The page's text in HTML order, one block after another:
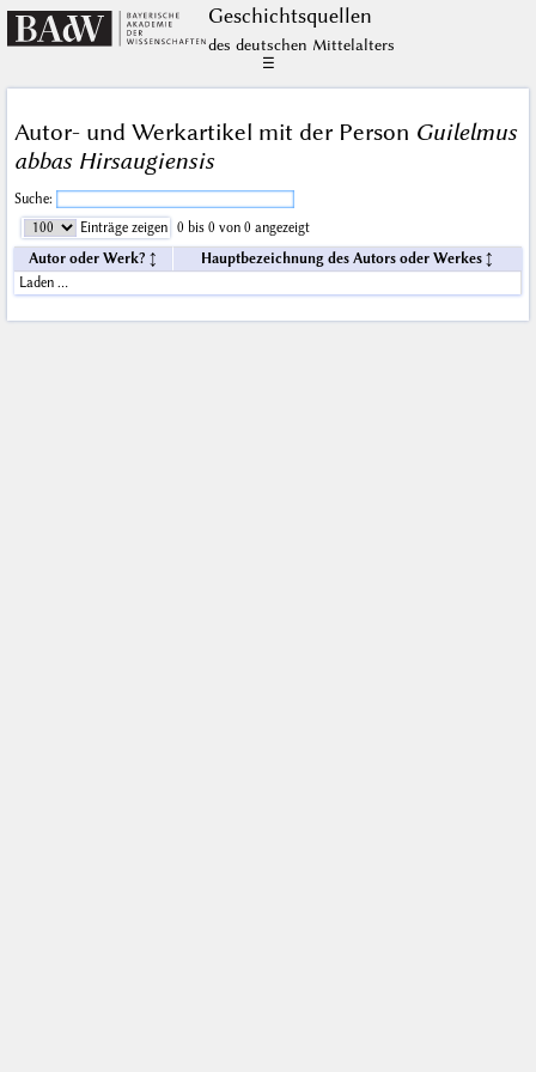
Geschichts­quellen
des deutschen Mittelalters
☰
Autor- und Werkartikel mit der Person Guilelmus
abbas Hirsaugiensis
Suche:
Einträge zeigen
0 bis 0 von 0 angezeigt
Autor oder Werk?
Hauptbezeichnung des Autors oder Werkes
Laden …